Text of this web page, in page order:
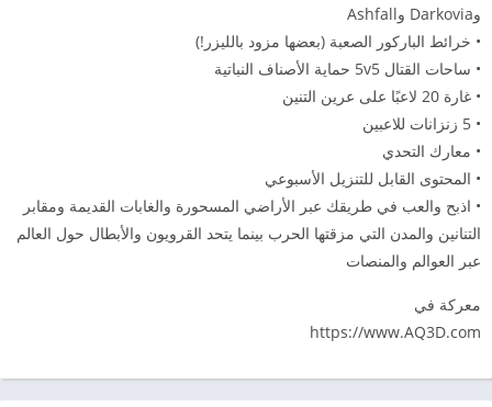
وDarkovia وAshfall
• خرائط الباركور الصعبة (بعضها مزود بالليزر!)
• ساحات القتال 5v5 حماية الأصناف النباتية
• غارة 20 لاعبًا على عرين التنين
• 5 زنزانات للاعبين
• معارك التحدي
• المحتوى القابل للتنزيل الأسبوعي
• اذبح والعب في طريقك عبر الأراضي المسحورة والغابات القديمة ومقابر
التنانين والمدن التي مزقتها الحرب بينما يتحد القرويون والأبطال حول العالم
عبر العوالم والمنصات
معركة في
https://www.AQ3D.com